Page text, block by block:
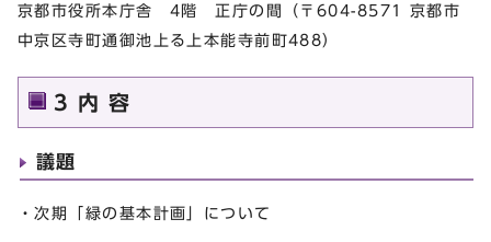
京都市役所本庁舎 4階 正庁の間（〒604-8571 京都市
中京区寺町通御池上る上本能寺前町488）
3 内 容
議題
・次期「緑の基本計画」について